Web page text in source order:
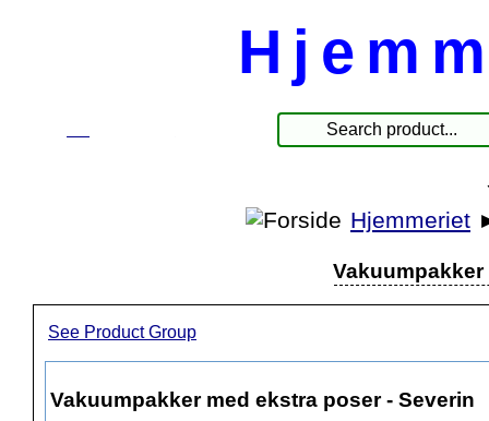
Hjemmeriet
See Product Group
Vakuumpakker med ekstra poser - Severin